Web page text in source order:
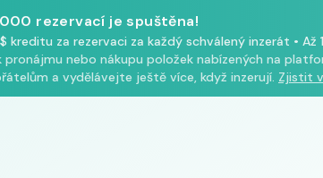
000 rezervací je spuštěna!
kreditu za rezervaci za každý schválený inzerát • Až
pronájmu nebo nákupu položek nabízených na
a vydělávejte ještě více, když inzerují. Zjistit